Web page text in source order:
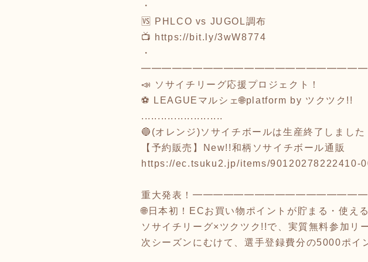
・
🆚 PHLCO vs JUGOL調布
📺 https://bit.ly/3wW8774
・
📣 ソサイチリーグ応援プロジェクト！
⚽ LEAGUEマルシェ🌐platform by ツクツク!!
.........................
🔵(オレンジ)ソサイチボールは生産終了しました
【予約販売】New!!和柄ソサイチボール通販
https://ec.tsuku2.jp/items/90120278222410-
重大発表！
🌐日本初！ECお買い物ポイントが貯まる・使え
ソサイチリーグ×ツクツク!!で、実質無料参加リ
次シーズンにむけて、選手登録費分の5000ポイ